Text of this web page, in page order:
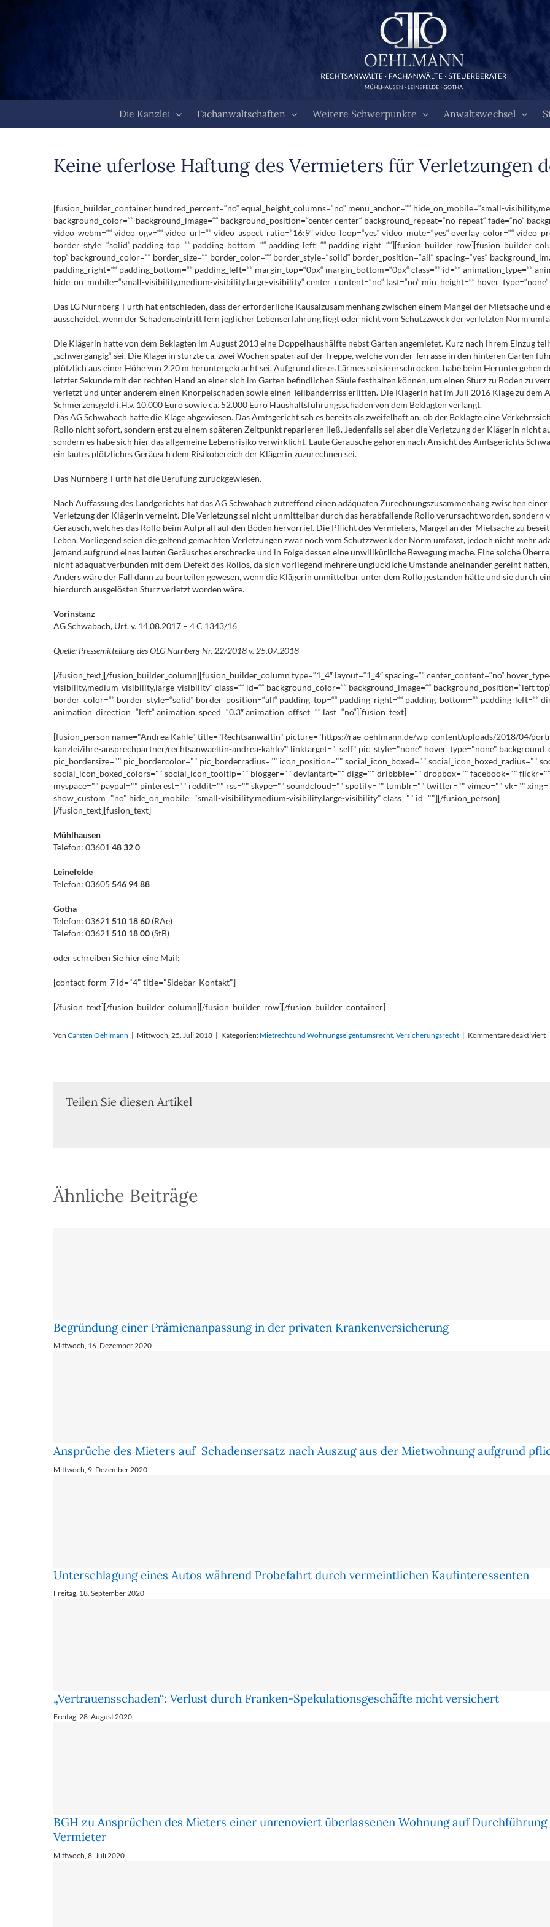
Die Kanzlei Fachanwaltschaften Weitere Schwerpunkte Anwaltswechsel
Keine uferlose Haftung des Vermieters für Verletzungen
[fusion_builder_container hundred_percent=“no“ equal_height_columns=“no“ menu_anchor=““ hide_on_mobile=“small-
background_color=““ background_image=““ background_position=“center center“ background_repeat=“no-repeat“ fade=“no“
video_webm=““ video_ogv=““ video_url=““ video_aspect_ratio=“16:9″ video_loop=“yes“ video_mute=“yes“ overlay_color=““
border_style=“solid“ padding_top=““ padding_bottom=““ padding_left=““
top“ background_color=““ border_size=““ border_color=““ border_style=“solid“ border_position=“all“ spacing=“yes“
padding_right=““ padding_bottom=““ padding_left=““ margin_top=“0px“ margin_bottom=“0px“ class=““ id=““ animation_type=““
hide_on_mobile=“small-visibility,medium-visibility,large-visibility“ center_content=“no“ last=“no“ min_height=““
Das LG Nürnberg-Fürth hat entschieden, dass der erforderliche Kausalzusammenhang zwischen einem Mangel der Mietsache
ausscheidet, wenn der Schadenseintritt fern jeglicher Lebenserfahrung liegt oder nicht vom Schutzzweck der verletzten Norm
Die Klägerin hatte von dem Beklagten im August 2013 eine Doppelhaushälfte nebst Garten angemietet. Kurz nach ihrem Einzug
„schwergängig“ sei. Die Klägerin stürzte ca. zwei Wochen später auf der Treppe, welche von der Terrasse in den hinteren Garten
plötzlich aus einer Höhe von 2,20 m heruntergekracht sei. Aufgrund dieses Lärmes sei sie erschrocken, habe beim Heruntergehen
letzter Sekunde mit der rechten Hand an einer sich im Garten befindlichen Säule festhalten können, um einen Sturz zu Boden zu
verletzt und unter anderem einen Knorpelschaden sowie einen Teilbänderriss erlitten. Die Klägerin hat im Juli 2016 Klage zu dem
Schmerzensgeld i.H.v. 10.000 Euro sowie ca. 52.000 Euro Haushaltsführungsschaden von dem Beklagten verlangt.
Das AG Schwabach hatte die Klage abgewiesen. Das Amtsgericht sah es bereits als zweifelhaft an, ob der Beklagte eine
Rollo nicht sofort, sondern erst zu einem späteren Zeitpunkt reparieren ließ. Jedenfalls sei aber die Verletzung der Klägerin nicht
sondern es habe sich hier das allgemeine Lebensrisiko verwirklicht. Laute Geräusche gehören nach Ansicht des Amtsgerichts
ein lautes plötzliches Geräusch dem Risikobereich der Klägerin zuzurechnen sei.
Das Nürnberg-Fürth hat die Berufung zurückgewiesen.
Nach Auffassung des Landgerichts hat das AG Schwabach zutreffend einen adäquaten Zurechnungszusammenhang zwischen
Verletzung der Klägerin verneint. Die Verletzung sei nicht unmittelbar durch das herabfallende Rollo verursacht worden, sondern
Geräusch, welches das Rollo beim Aufprall auf den Boden hervorrief. Die Pflicht des Vermieters, Mängel an der Mietsache zu
Leben. Vorliegend seien die geltend gemachten Verletzungen zwar noch vom Schutzzweck der Norm umfasst, jedoch nicht mehr
jemand aufgrund eines lauten Geräusches erschrecke und in Folge dessen eine unwillkürliche Bewegung mache. Eine solche
nicht adäquat verbunden mit dem Defekt des Rollos, da sich vorliegend mehrere unglückliche Umstände aneinander gereiht
Anders wäre der Fall dann zu beurteilen gewesen, wenn die Klägerin unmittelbar unter dem Rollo gestanden hätte und sie durch
hierdurch ausgelösten Sturz verletzt worden wäre.
Vorinstanz
AG Schwabach, Urt. v. 14.08.2017 – 4 C 1343/16
Quelle: Pressemitteilung des OLG Nürnberg Nr. 22/2018 v. 25.07.2018
[/fusion_text][/fusion_builder_column][fusion_builder_column type=“1_4″ layout=“1_4″ spacing=““ center_content=“no“
visibility,medium-visibility,large-visibility“ class=““ id=““ background_color=““ background_image=““ background_position=“left
border_color=““ border_style=“solid“ border_position=“all“ padding_top=““ padding_right=““ padding_bottom=““ padding_left=““
animation_direction=“left“ animation_speed=“0.3″ animation_offset=““ last=“no“][fusion_text]
[fusion_person name="Andrea Kahle" title="Rechtsanwältin" picture="https://rae-oehlmann.de/wp-content/uploads/2018/04/
kanzlei/ihre-ansprechpartner/rechtsanwaeltin-andrea-kahle/" linktarget="_self" pic_style="none" hover_type="none"
pic_bordersize="" pic_bordercolor="" pic_borderradius="" icon_position="" social_icon_boxed="" social_icon_boxed_radius=""
social_icon_boxed_colors="" social_icon_tooltip="" blogger="" deviantart="" digg="" dribbble="" dropbox="" facebook=""
myspace="" paypal="" pinterest="" reddit="" rss="" skype="" soundcloud="" spotify="" tumblr="" twitter="" vimeo="" vk=""
show_custom="no" hide_on_mobile="small-visibility,medium-visibility,large-visibility" class="" id=""][/fusion_person]
[/fusion_text][fusion_text]
Mühlhausen
Telefon: 03601 48 32 0
Leinefelde
Telefon: 03605 546 94 88
Gotha
Telefon: 03621 510 18 60 (RAe)
Telefon: 03621 510 18 00 (StB)
oder schreiben Sie hier eine Mail:
[contact-form-7 id="4" title="Sidebar-Kontakt"]
[/fusion_text][/fusion_builder_column][/fusion_builder_row][/fusion_builder_container]
Von Carsten Oehlmann | Mittwoch, 25. Juli 2018 | Kategorien: Mietrecht und Wohnungseigentumsrecht, Versicherungsrecht | Kommentare deaktiviertfür
Teilen Sie diesen Artikel
Ähnliche Beiträge
Begründung einer Prämienanpassung in der privaten Krankenversicherung
Mittwoch, 16. Dezember 2020
Ansprüche des Mieters auf Schadensersatz nach Auszug aus der Mietwohnung aufgrund
Mittwoch, 9. Dezember 2020
Unterschlagung eines Autos während Probefahrt durch vermeintlichen Kaufinteressenten
Freitag, 18. September 2020
„Vertrauensschaden“: Verlust durch Franken-Spekulationsgeschäfte nicht versichert
Freitag, 28. August 2020
BGH zu Ansprüchen des Mieters einer unrenoviert überlassenen Wohnung auf
Vermieter
Mittwoch, 8. Juli 2020